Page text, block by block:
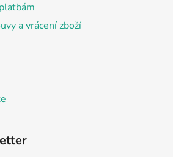
a vrácení zboží